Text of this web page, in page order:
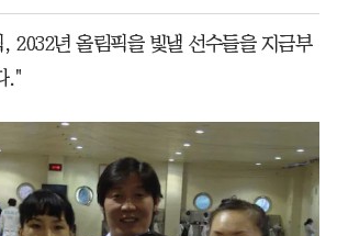
2032년 올림픽을 빛낼 선수들을 지금부
."